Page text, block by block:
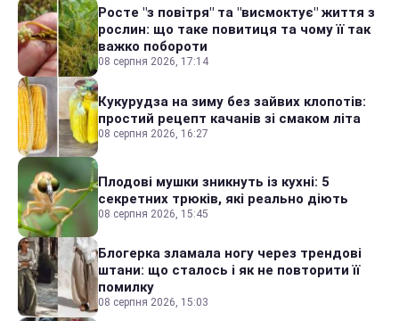
Росте "з повітря" та "висмоктує" життя з
рослин: що таке повитиця та чому її так
важко побороти
08 серпня 2026, 17:14
Кукурудза на зиму без зайвих клопотів:
простий рецепт качанів зі смаком літа
08 серпня 2026, 16:27
Плодові мушки зникнуть із кухні: 5
секретних трюків, які реально діють
08 серпня 2026, 15:45
Блогерка зламала ногу через трендові
штани: що сталось і як не повторити її
помилку
08 серпня 2026, 15:03